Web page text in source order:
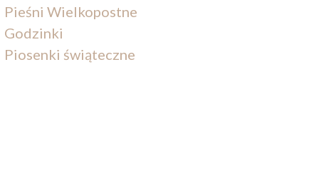
Pieśni Wielkopostne
Godzinki
Piosenki świąteczne